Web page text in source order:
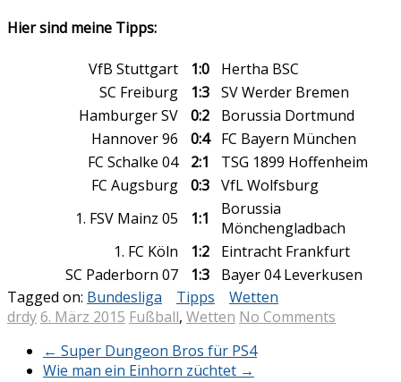
Hier sind meine Tipps:
VfB Stuttgart 1:0
Hertha BSC
SC Freiburg
1:3
SV Werder Bremen
Hamburger SV
0:2
Borussia Dortmund
Hannover 96
0:4
FC Bayern München
FC Schalke 04
2:1
TSG 1899 Hoffenheim
FC Augsburg
0:3
VfL Wolfsburg
1. FSV Mainz 05
1:1
Borussia
Mönchengladbach
1. FC Köln
1:2
Eintracht Frankfurt
SC Paderborn 07
1:3
Bayer 04 Leverkusen
Tagged on: Bundesliga Tipps
Wetten
drdy6. März 2015 Fußball, Wetten No Comments
← Super Dungeon Bros für PS4
Wie man ein Einhorn züchtet →